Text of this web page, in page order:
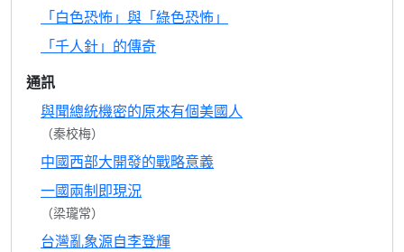
「白色恐怖」與「綠色恐怖」
「千人針」的傳奇
通訊
與聞總統機密的原來有個美國人
（秦校梅）
中國西部大開發的戰略意義
一國兩制即現況
（梁瓏常）
台灣亂象源自李登輝